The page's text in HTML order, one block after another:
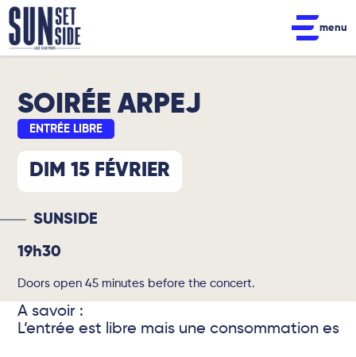
menu
SOIRÉE ARPEJ
ENTRÉE LIBRE
DIM 15 FÉVRIER
SUNSIDE
19h30
Doors open 45 minutes before the concert.
A savoir :
L’entrée est libre mais une consommation